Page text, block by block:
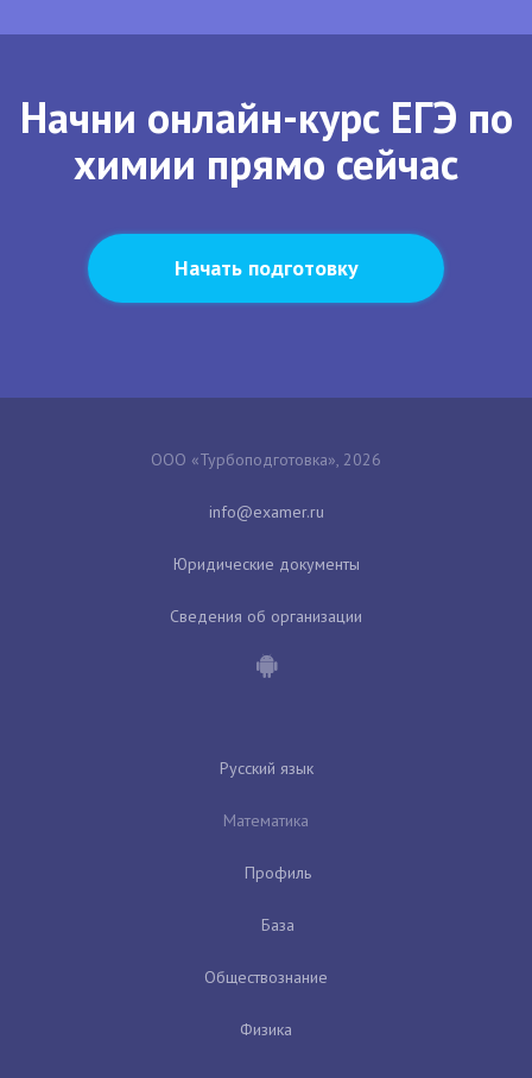
Начни онлайн-курс ЕГЭ по
химии прямо сейчас
Начать подготовку
ООО «Турбоподготовка», 2026
Юридические документы
Сведения об организации
Русский язык
Математика
Профиль
База
Обществознание
Физика